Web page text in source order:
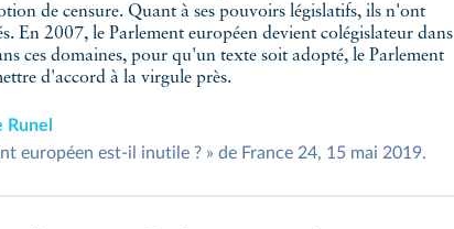
de censure. Quant à ses pouvoirs législatifs, ils n'ont
En 2007, le Parlement européen devient colégislateur dans
ces domaines, pour qu'un texte soit adopté, le Parlement
d'accord à la virgule près.
européen est-il inutile ? » de France 24, 15 mai 2019.